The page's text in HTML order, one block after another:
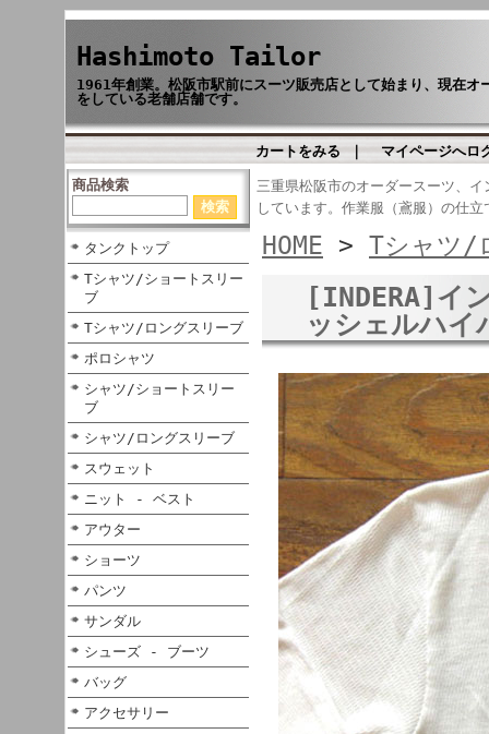
Hashimoto Tailor
1961年創業。松阪市駅前にスーツ販売店として始まり、現在
をしている老舗店舗です。
カートをみる｜ マイページへロ
商品検索
タンクトップ
Tシャツ/ショートスリー
ブ
Tシャツ/ロングスリーブ
ポロシャツ
シャツ/ショートスリー
ブ
シャツ/ロングスリーブ
スウェット
ニット - ベスト
アウター
ショーツ
パンツ
サンダル
シューズ - ブーツ
バッグ
アクセサリー
三重県松阪市のオーダースーツ、
しています。作業服（鳶服）の仕
HOME > Tシャツ/
[INDERA]イ
ッシェルハ